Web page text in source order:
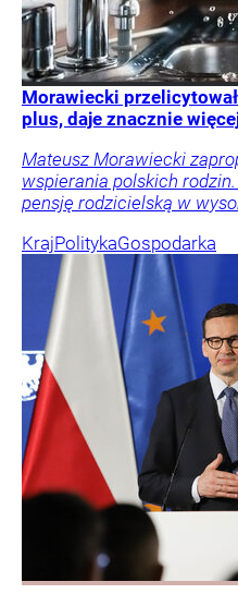
Morawiecki
plus, daje znacznie
Mateusz Morawiecki
wspierania polskich
pensję rodzicielską w
KrajPolitykaGospodarka